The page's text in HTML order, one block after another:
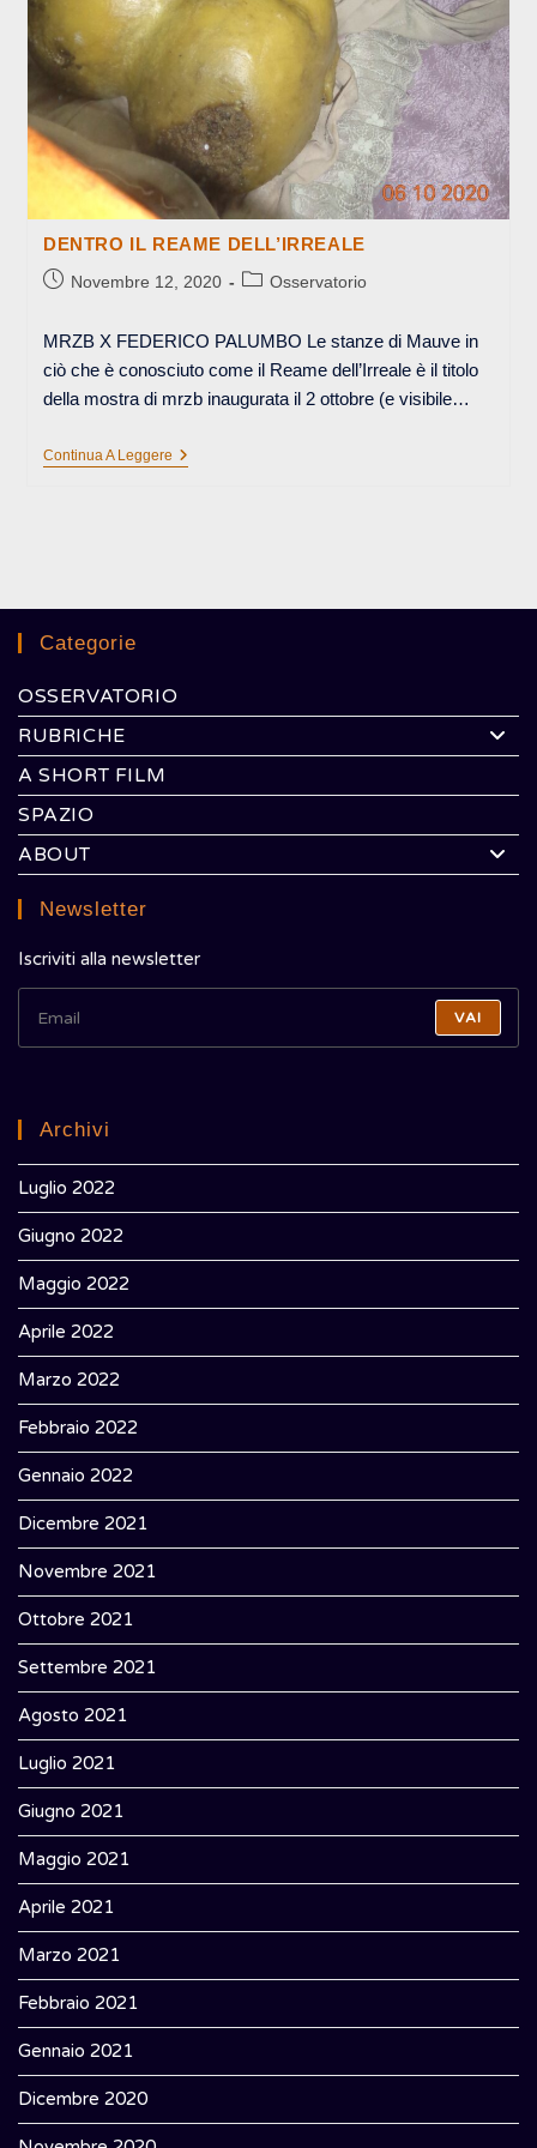
DENTRO IL REAME DELL’IRREALE
ArticoloNovembre 12, 2020
Categoria
Osservatorio
MRZB X FEDERICO PALUMBO Le stanze di Mauve in
ciò che è conosciuto come il Reame dell’Irreale è il titolo
della mostra di mrzb inaugurata il 2 ottobre (e visibile…
Continua A LeggereDENTRO
Categorie
OSSERVATORIO
RUBRICHE
A SHORT FILM
SPAZIO
ABOUT
Newsletter
Iscriviti alla newsletter
VAI
Archivi
Luglio 2022
Giugno 2022
Maggio 2022
Aprile 2022
Marzo 2022
Febbraio 2022
Gennaio 2022
Dicembre 2021
Novembre 2021
Ottobre 2021
Settembre 2021
Agosto 2021
Luglio 2021
Giugno 2021
Maggio 2021
Aprile 2021
Marzo 2021
Febbraio 2021
Gennaio 2021
Dicembre 2020